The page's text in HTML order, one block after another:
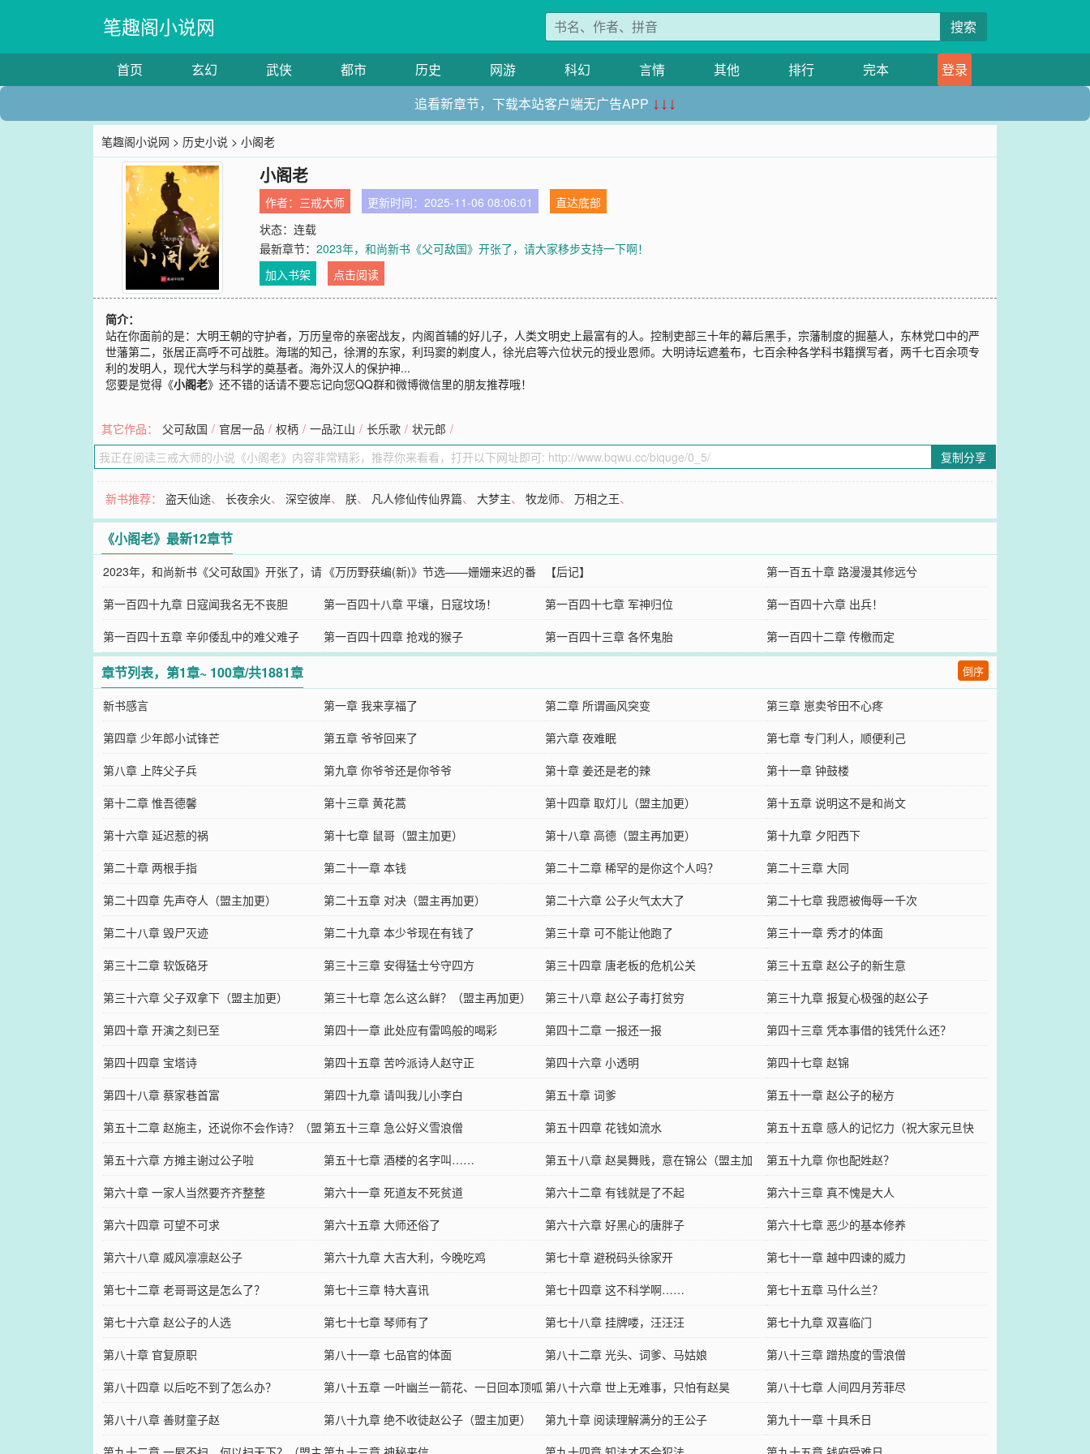
笔趣阁小说网 搜索
首页 玄幻 武侠 都市 历史 网游 科幻 言情 其他 排行 完本
登录
追看新章节，下载本站客户端无广告APP ↓↓↓
笔趣阁小说网 > 历史小说 > 小阁老
小阁老
作者： 三戒大师 更新时间：2025-11-06 08:06:01
直达底部
状态：连载
最新章节：2023年，和尚新书《父可敌国》开张了，请大家移步支持一下啊！
加入书架
点击阅读
简介：
站在你面前的是：大明王朝的守护者，万历皇帝的亲密战友，内阁首辅的好儿子，人类文明史上最富有的人。控制吏部三十年的幕后黑手，宗藩制度的掘墓人，东林党口中的严
世藩第二，张居正高呼不可战胜。海瑞的知己，徐渭的东家，利玛窦的剃度人，徐光启等六位状元的授业恩师。大明诗坛遮羞布，七百余种各学科书籍撰写者，两千七百余项专
利的发明人，现代大学与科学的奠基者。海外汉人的保护神...
您要是觉得《小阁老》还不错的话请不要忘记向您QQ群和微博微信里的朋友推荐哦！
其它作品： 父可敌国 / 官居一品 / 权柄 / 一品江山 / 长乐歌 / 状元郎 /
复制分享
新书推荐：盗天仙途、长夜余火、深空彼岸、 朕、 凡人修仙传仙界篇、大梦主、牧龙师、万相之王、
《小阁老》最新12章节
2023年，和尚新书《父可敌国》开张了，请
大家移步支持一下啊！
《万历野获编(新)》节选——姗姗来迟的番
外
【后记】
第一百五十章 路漫漫其修远兮
第一百四十九章 日寇闻我名无不丧胆
第一百四十八章 平壤，日寇坟场！ 第一百四十七章 军神归位
第一百四十六章 出兵！
第一百四十五章 辛卯倭乱中的难父难子
第一百四十四章 抢戏的猴子 第一百四十三章 各怀鬼胎 第一百四十二章 传檄而定
章节列表，第1章~ 100章/共1881章 倒序
新书感言 第一章 我来享福了 第二章 所谓画风突变
第三章 崽卖爷田不心疼
第四章 少年郎小试锋芒
第五章 爷爷回来了 第六章 夜难眠
第七章 专门利人，顺便利己
第八章 上阵父子兵
第九章 你爷爷还是你爷爷 第十章 姜还是老的辣
第十一章 钟鼓楼
第十二章 惟吾德馨
第十三章 黄花蒿 第十四章 取灯儿（盟主加更）
第十五章 说明这不是和尚文
第十六章 延迟惹的祸
第十七章 鼠哥（盟主加更） 第十八章 高德（盟主再加更）
第十九章 夕阳西下
第二十章 两根手指
第二十一章 本钱 第二十二章 稀罕的是你这个人吗？
第二十三章 大同
第二十四章 先声夺人（盟主加更）
第二十五章 对决（盟主再加更） 第二十六章 公子火气太大了
第二十七章 我愿被侮辱一千次
第二十八章 毁尸灭迹
第二十九章 本少爷现在有钱了 第三十章 可不能让他跑了
第三十一章 秀才的体面
第三十二章 软饭硌牙
第三十三章 安得猛士兮守四方 第三十四章 唐老板的危机公关
第三十五章 赵公子的新生意
第三十六章 父子双拿下（盟主加更）
第三十七章 怎么这么鲜？（盟主再加更） 第三十八章 赵公子毒打贫穷
第三十九章 报复心极强的赵公子
第四十章 开演之刻已至
第四十一章 此处应有雷鸣般的喝彩 第四十二章 一报还一报
第四十三章 凭本事借的钱凭什么还？
第四十四章 宝塔诗
第四十五章 苦吟派诗人赵守正 第四十六章 小透明
第四十七章 赵锦
第四十八章 蔡家巷首富
第四十九章 请叫我儿小李白 第五十章 词爹
第五十一章 赵公子的秘方
第五十二章 赵施主，还说你不会作诗？（盟
主加更）
第五十三章 急公好义雪浪僧 第五十四章 花钱如流水
第五十五章 感人的记忆力（祝大家元旦快
乐）
第五十六章 方摊主谢过公子啦 第五十七章 酒楼的名字叫……
第五十八章 赵昊舞贱，意在锦公（盟主加
更）
第五十九章 你也配姓赵？
第六十章 一家人当然要齐齐整整
第六十一章 死道友不死贫道 第六十二章 有钱就是了不起
第六十三章 真不愧是大人
第六十四章 可望不可求
第六十五章 大师还俗了 第六十六章 好黑心的唐胖子
第六十七章 恶少的基本修养
第六十八章 威风凛凛赵公子
第六十九章 大吉大利，今晚吃鸡 第七十章 避税码头徐家开
第七十一章 越中四谏的威力
第七十二章 老哥哥这是怎么了？
第七十三章 特大喜讯 第七十四章 这不科学啊……
第七十五章 马什么兰？
第七十六章 赵公子的人选
第七十七章 琴师有了 第七十八章 挂牌喽，汪汪汪
第七十九章 双喜临门
第八十章 官复原职
第八十一章 七品官的体面 第八十二章 光头、词爹、马姑娘
第八十三章 蹭热度的雪浪僧
第八十四章 以后吃不到了怎么办？
第八十五章 一叶幽兰一箭花、一日回本顶呱
呱
第八十六章 世上无难事，只怕有赵昊
第八十七章 人间四月芳菲尽
第八十八章 善财童子赵
第八十九章 绝不收徒赵公子（盟主加更） 第九十章 阅读理解满分的王公子
第九十一章 十具禾日